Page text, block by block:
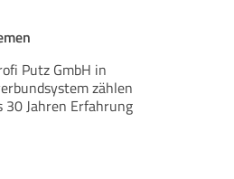
Putz GmbH in
zählen
Jahren Erfahrung